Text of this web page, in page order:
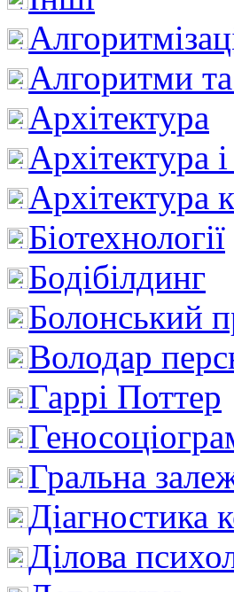
Алгоритми та
Архітектура
Архітектура
Архітектура
Біотехнології
Бодібілдинг
Болонський
Володар
Гаррі Поттер
Гральна
Діагностика
Ділова